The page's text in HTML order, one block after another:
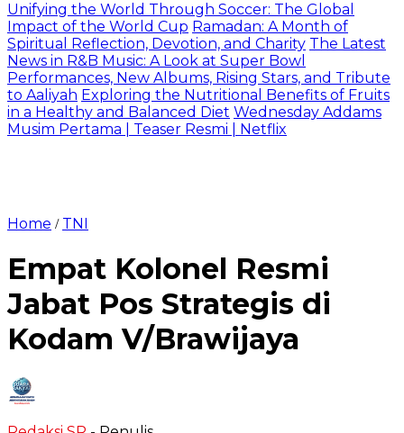
Unifying the World Through Soccer: The Global
Impact of the World Cup Ramadan: A Month of
Spiritual Reflection, Devotion, and Charity The Latest
News in R&B Music: A Look at Super Bowl
Performances, New Albums, Rising Stars, and Tribute
to Aaliyah Exploring the Nutritional Benefits of Fruits
in a Healthy and Balanced Diet Wednesday Addams
Musim Pertama | Teaser Resmi | Netflix
Home / TNI
Empat Kolonel Resmi
Jabat Pos Strategis di
Kodam V/Brawijaya